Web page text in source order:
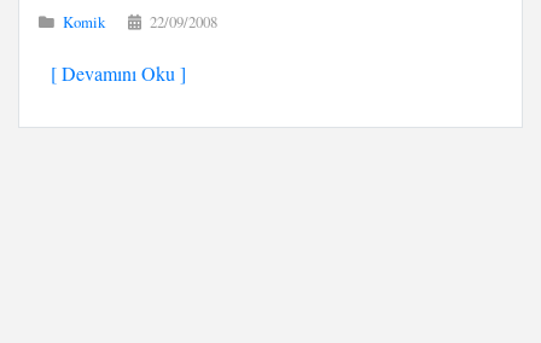
Komik 22/09/2008
[ Devamını Oku ]